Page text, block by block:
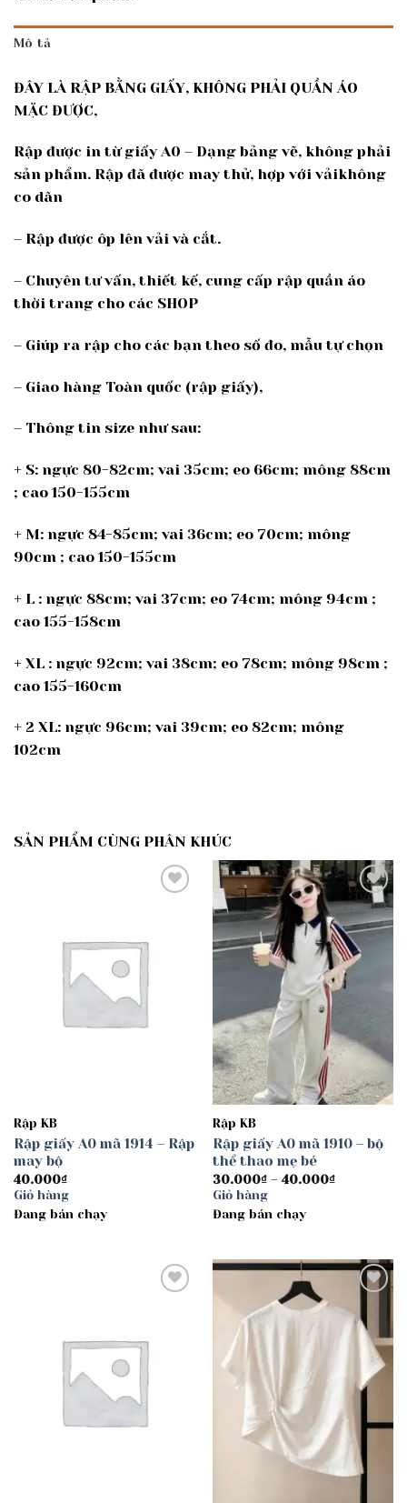
Mô tả
ĐÂY LÀ RẬP BẰNG GIẤY, KHÔNG PHẢI QUẦN ÁO
MẶC ĐƯỢC,
Rập được in từ giấy A0 – Dạng bảng vẽ, không phải
sản phẩm. Rập đã được may thử, hợp với vảikhông
co dãn
– Rập được ôp lên vải và cắt.
– Chuyên tư vấn, thiết kế, cung cấp rập quần áo
thời trang cho các SHOP
– Giúp ra rập cho các bạn theo số đo, mẫu tự chọn
– Giao hàng Toàn quốc (rập giấy),
– Thông tin size như sau:
+ S: ngực 80-82cm; vai 35cm; eo 66cm; mông 88cm
; cao 150-155cm
+ M: ngực 84-85cm; vai 36cm; eo 70cm; mông
90cm ; cao 150-155cm
+ L : ngực 88cm; vai 37cm; eo 74cm; mông 94cm ;
cao 155-158cm
+ XL : ngực 92cm; vai 38cm; eo 78cm; mông 98cm ;
cao 155-160cm
+ 2 XL: ngực 96cm; vai 39cm; eo 82cm; mông
102cm
SẢN PHẨM CÙNG PHÂN KHÚC
Rập KB
Rập giấy A0 mã 1914 – Rập
may bộ
40.000₫
Giỏ hàng
Đang bán chạy
Add to
wishlist
Rập KB
Rập giấy A0 mã 1910 – bộ
thể thao mẹ bé
30.000₫ – 40.000₫Khoảng
Giỏ hàng
Đang bán chạy
wishlist